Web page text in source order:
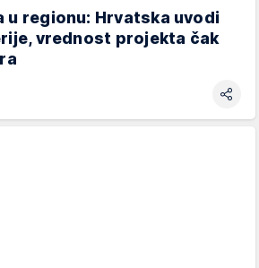
u regionu: Hrvatska uvodi
vrednost projekta čak